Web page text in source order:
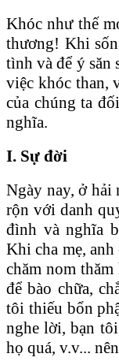
Khóc như thế
thương! Khi
tình và để ý săn
việc khóc than,
của chúng ta
nghĩa.
I. Sự đời
Ngày nay, ở hải
rộn với danh
đình và nghĩa
Khi cha mẹ, anh
chăm nom
để bào chữa,
tôi thiếu bổn
nghe lời, bạn
họ quá, v.v...